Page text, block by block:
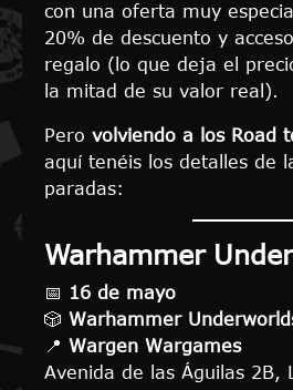
con una oferta muy
20% de descuento y
regalo (lo que deja el
la mitad de su valor real).
Pero volviendo a los Road
aquí tenéis los detalles de
paradas:
Warhammer
📅 16 de mayo
🎲 Warhammer
📍 Wargen Wargames
Avenida de las Águilas 2B,